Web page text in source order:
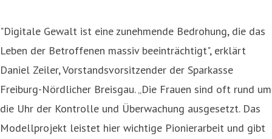
"Digitale Gewalt ist eine zunehmende Bedrohung, die das
Leben der Betroffenen massiv beeinträchtigt", erklärt
Daniel Zeiler, Vorstandsvorsitzender der Sparkasse
Freiburg-Nördlicher Breisgau. „Die Frauen sind oft rund um
die Uhr der Kontrolle und Überwachung ausgesetzt. Das
Modellprojekt leistet hier wichtige Pionierarbeit und gibt